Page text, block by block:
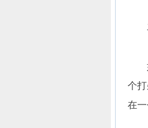
马
如
个
在